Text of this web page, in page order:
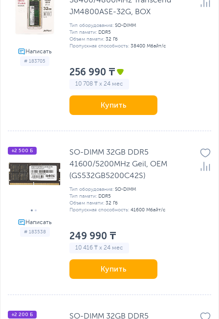
# 183705
JM4800ASE-32G, BOX
Тип оборудования: SO-DIMM
Тип памяти: DDR5
Объем памяти: 32 Гб
Пропускная способность: 38400 Мбайт/с
256 990 ₸
10 708 ₸ x 24 мес
Купить
# 183538
+2 500 Б
SO-DIMM 32GB DDR5
41600/5200MHz Geil, OEM
(GS532GB5200C42S)
Тип оборудования: SO-DIMM
Тип памяти: DDR5
Объем памяти: 32 Гб
Пропускная способность: 41600 Мбайт/с
249 990 ₸
10 416 ₸ x 24 мес
Купить
+2 200 Б SO-DIMM 32GB DDR5